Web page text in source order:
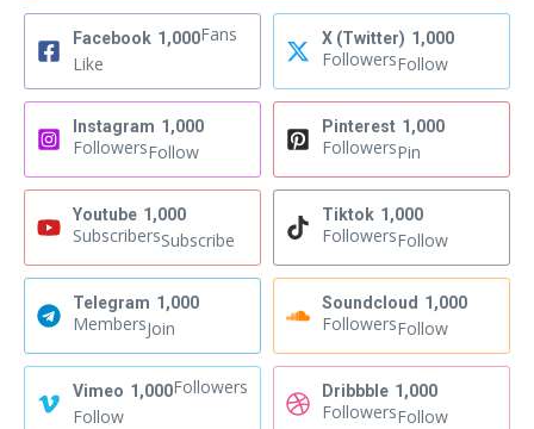
Facebook 1,000Fans
Like
X (Twitter) 1,000
FollowersFollow
Instagram 1,000
FollowersFollow
Pinterest 1,000
FollowersPin
Youtube 1,000
SubscribersSubscribe
Tiktok 1,000
FollowersFollow
Telegram 1,000
MembersJoin
Soundcloud 1,000
FollowersFollow
Vimeo 1,000Followers
Follow
Dribbble 1,000
FollowersFollow